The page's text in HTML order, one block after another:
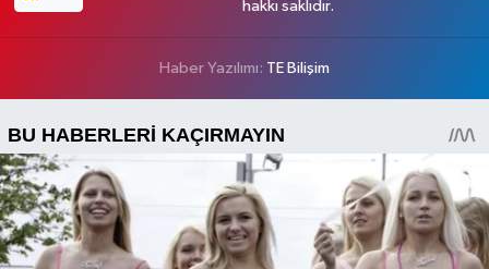
hakkı saklıdır.
Haber Yazılımı: TE Bilişim